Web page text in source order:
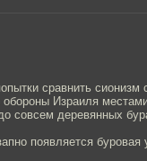
сравнить
Израиля
совсем деревянных
появляется буровая